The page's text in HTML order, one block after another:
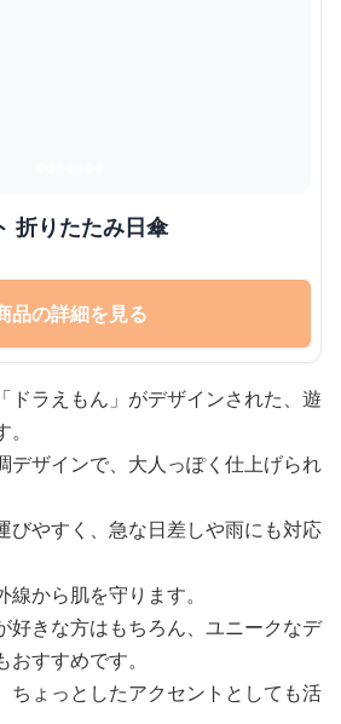
折りたたみ日傘
品の詳細を見る
ドラえもん」がデザインされた、遊
デザインで、大人っぽく仕上げられ
びやすく、急な日差しや雨にも対応
から肌を守ります。
好きな方はもちろん、ユニークなデ
すすめです。
ちょっとしたアクセントとしても活